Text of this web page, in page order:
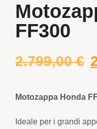
FF300
2.799,00€
Motozappa Honda
Ideale per i grandi